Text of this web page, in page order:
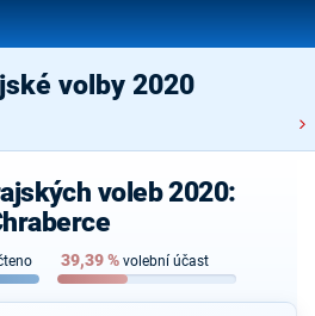
volby 2020
voleb 2020:
39,39% volební účast